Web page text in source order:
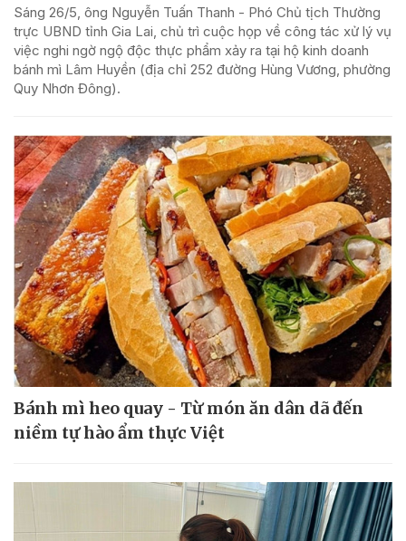
Sáng 26/5, ông Nguyễn Tuấn Thanh - Phó Chủ tịch Thường
trực UBND tỉnh Gia Lai, chủ trì cuộc họp về công tác xử lý vụ
việc nghi ngờ ngộ độc thực phẩm xảy ra tại hộ kinh doanh
bánh mì Lâm Huyền (địa chỉ 252 đường Hùng Vương, phường
Quy Nhơn Đông).
Bánh mì heo quay - Từ món ăn dân dã đến
niềm tự hào ẩm thực Việt